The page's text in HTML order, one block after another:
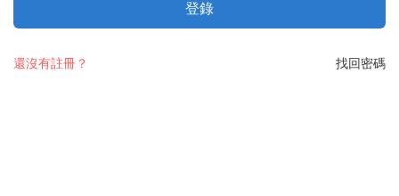
登錄
找回密碼
還沒有註冊？